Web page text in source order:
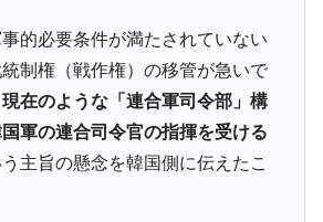
は売れている。6カ月で対前年同期比
国大使スティールが着韓！⇒ さっそ
出て行け！」「極右勢力」のプラカー
米勢力」
府「2035年までに18.4GW規模のAIデ
⇒ だから無理だってば。
的必要条件が満たされていない
制権（戦作権）の移管が急いで
現在のような「連合軍司令部」構
軍の連合司令官の指揮を受ける
主旨の懸念を韓国側に伝えたこ